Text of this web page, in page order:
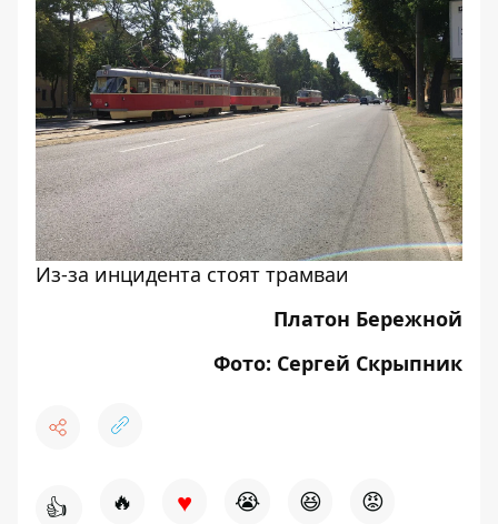
Из-за инцидента стоят трамваи
Платон Бережной
Фото: Сергей Скрыпник
👍 🔥 ♥ 😭 😆 😡